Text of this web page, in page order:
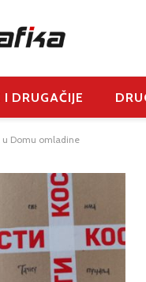
DRUGAČIJE
u Domu omladine